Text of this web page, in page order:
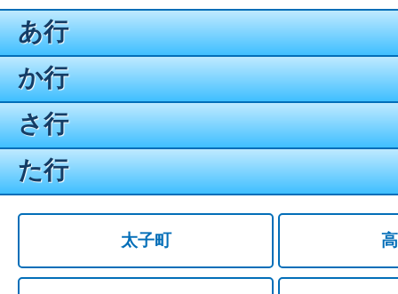
あ行
か行
さ行
た行
太子町